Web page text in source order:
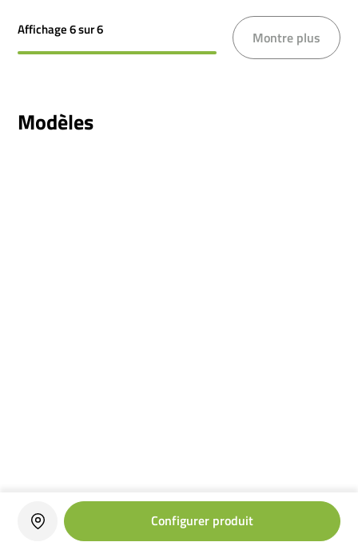
Affichage6sur 6 Montre plus
Modèles
Configurer produit